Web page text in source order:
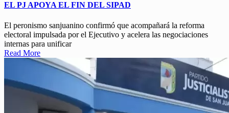
EL PJ APOYA EL FIN DEL SIPAD
El peronismo sanjuanino confirmó que acompañará la reforma
electoral impulsada por el Ejecutivo y acelera las negociaciones
internas para unificar
Read More